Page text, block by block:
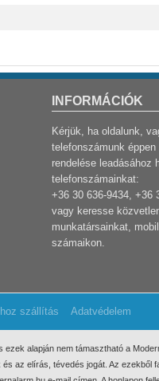
INFORMÁCIÓK
Kérjük, ha oldalunk,
telefonszámunk éppen
rendelése leadásához
telefonszámainkat:
+36 30 636-9434, +36
vagy keresse
munkatársainkat,
számaikon.
szállítás Adatvédelem
ezek alapján nem támasztható a
az elírás, tévedés jogát. Az ezekből